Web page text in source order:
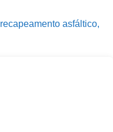
recapeamento asfáltico,